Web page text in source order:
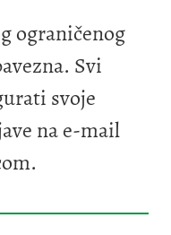
ograničenog
Svi
svoje
na e-mail
.